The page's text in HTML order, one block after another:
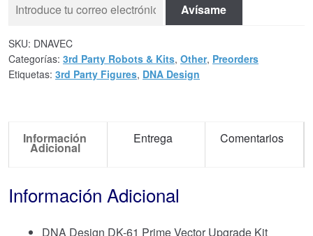
Avísame
SKU: DNAVEC
Categorías: 3rd Party Robots & Kits, Other, Preorders
Etiquetas: 3rd Party Figures, DNA Design
Información
Adicional
Entrega Comentarios
Información Adicional
DNA Design DK-61 Prime Vector Upgrade Kit